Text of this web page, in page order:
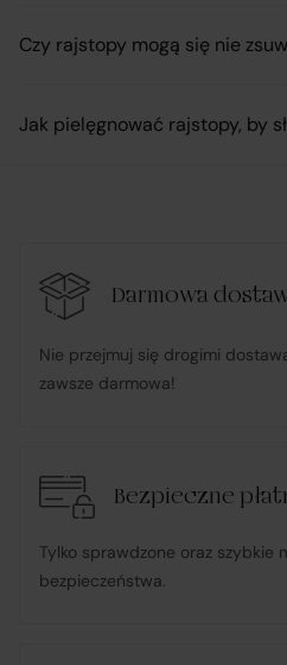
Czy rajstopy mogą się nie
Jak pielęgnować rajstopy, by
Darmowa
Nie przejmuj się drogimi
zawsze darmowa!
Bezpieczne
Tylko sprawdzone oraz szybkie
bezpieczeństwa.